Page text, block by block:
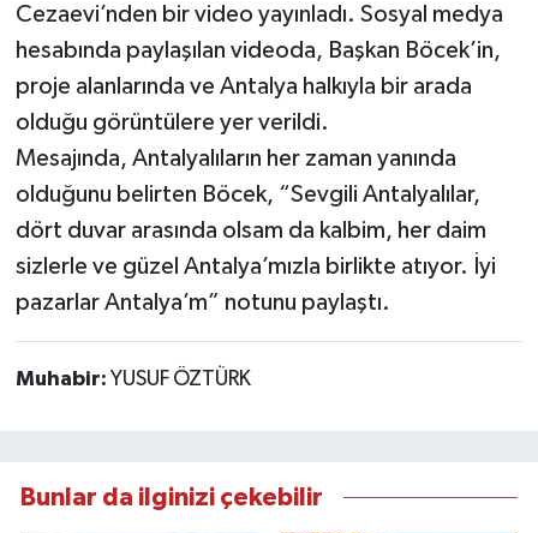
Cezaevi’nden bir video yayınladı. Sosyal medya
hesabında paylaşılan videoda, Başkan Böcek’in,
proje alanlarında ve Antalya halkıyla bir arada
olduğu görüntülere yer verildi.
Mesajında, Antalyalıların her zaman yanında
olduğunu belirten Böcek, “Sevgili Antalyalılar,
dört duvar arasında olsam da kalbim, her daim
sizlerle ve güzel Antalya’mızla birlikte atıyor. İyi
pazarlar Antalya’m” notunu paylaştı.
Muhabir: YUSUF ÖZTÜRK
Bunlar da ilginizi çekebilir